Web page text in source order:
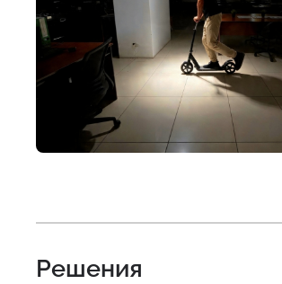
Решения